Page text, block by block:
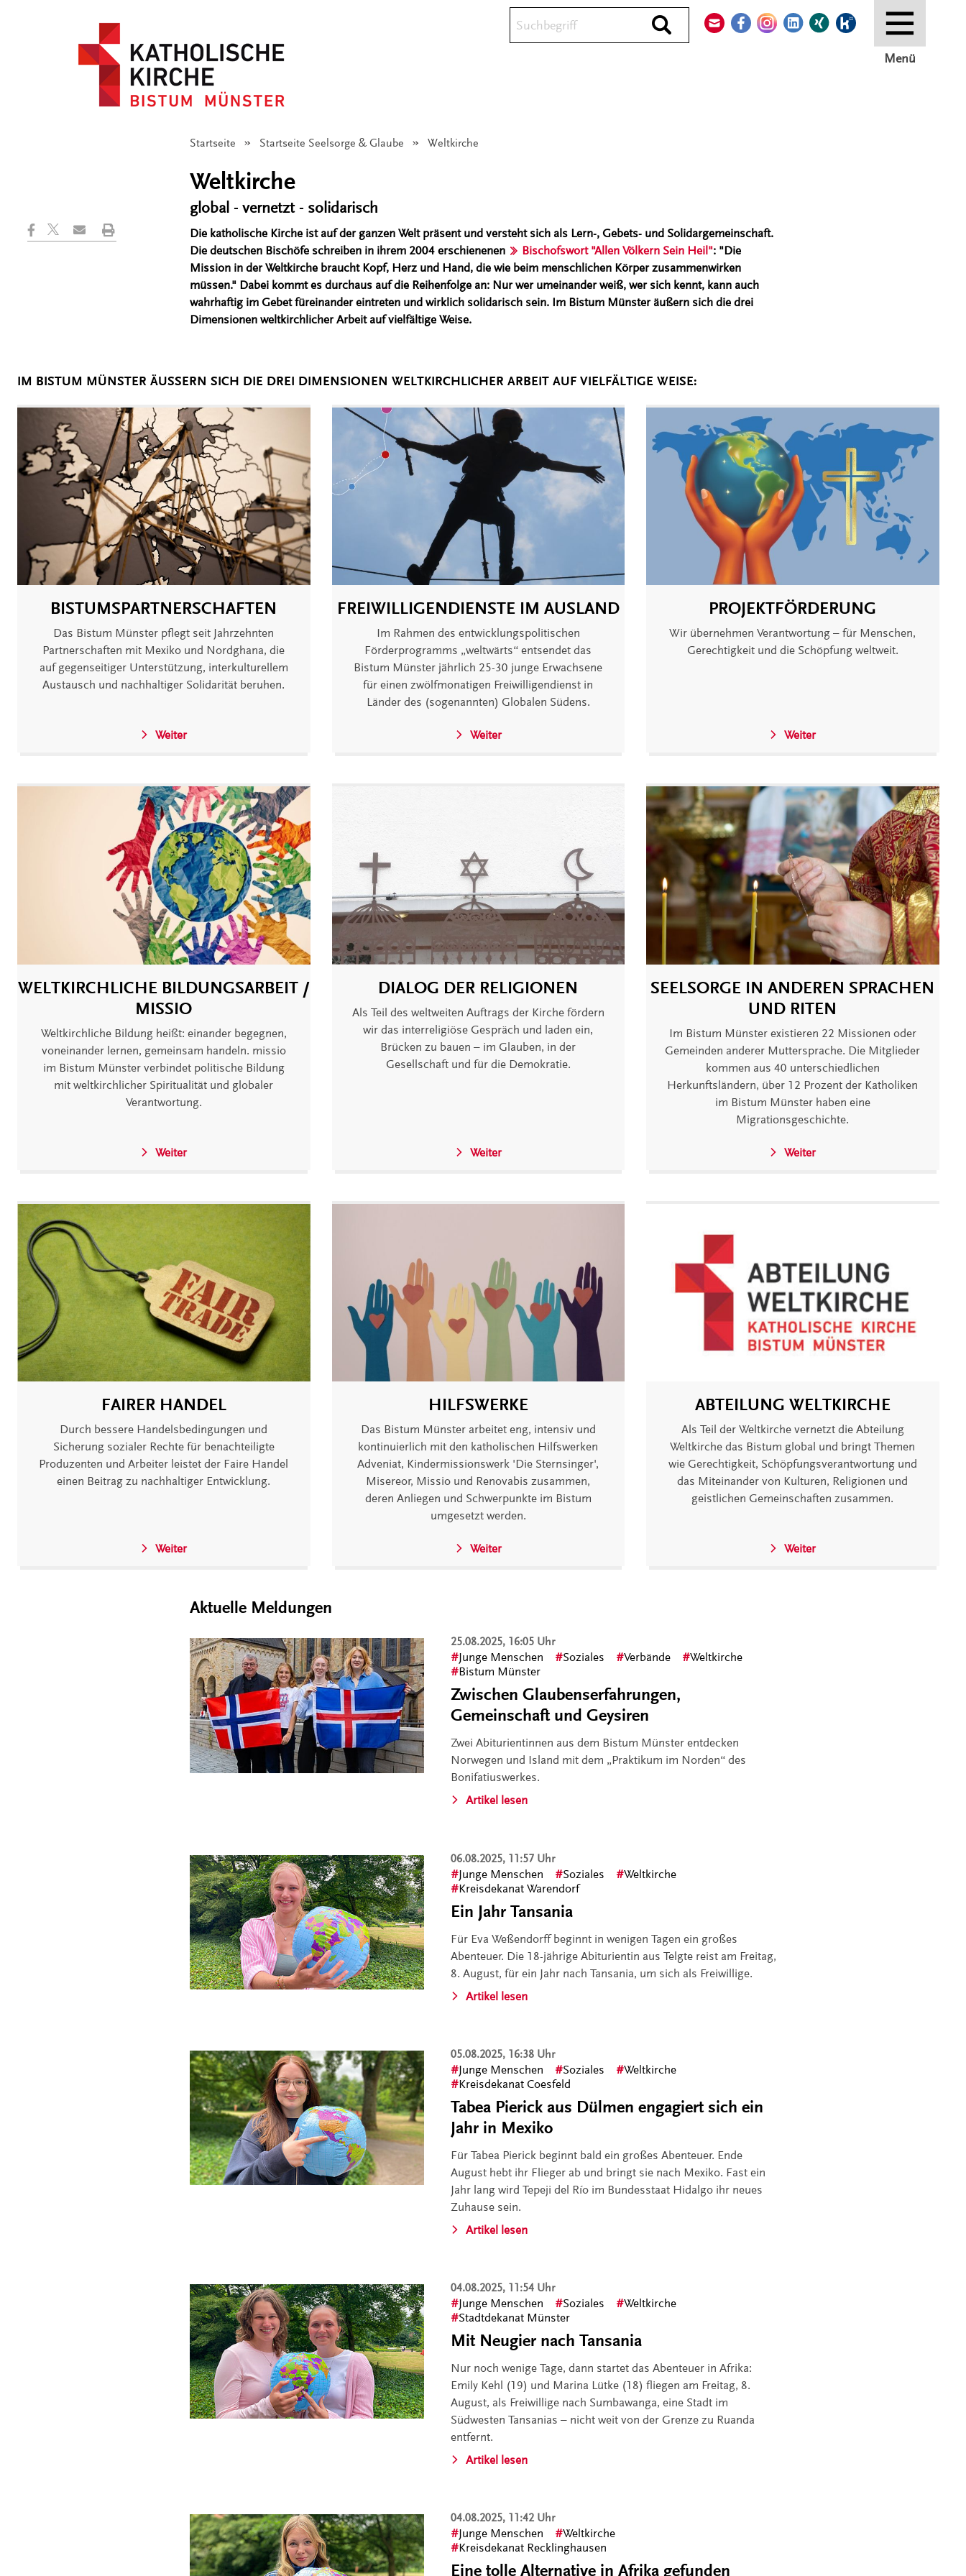
Durchsuchen
Menü
Startseite Startseite Seelsorge & Glaube Angezeigt:
Weltkirche
Weltkirche
global - vernetzt - solidarisch
Die katholische Kirche ist auf der ganzen Welt präsent und versteht sich als Lern-, Gebets- und Solidargemeinschaft.
Die deutschen Bischöfe schreiben in ihrem 2004 erschienenen
Bischofswort "Allen Völkern Sein Heil": "Die
Mission in der Weltkirche braucht Kopf, Herz und Hand, die wie beim menschlichen Körper zusammenwirken
müssen." Dabei kommt es durchaus auf die Reihenfolge an: Nur wer umeinander weiß, wer sich kennt, kann auch
wahrhaftig im Gebet füreinander eintreten und wirklich solidarisch sein. Im Bistum Münster äußern sich die drei
Dimensionen weltkirchlicher Arbeit auf vielfältige Weise.
IM BISTUM MÜNSTER ÄUSSERN SICH DIE DREI DIMENSIONEN WELTKIRCHLICHER ARBEIT AUF VIELFÄLTIGE WEISE:
BISTUMSPARTNERSCHAFTEN
Das Bistum Münster pflegt seit Jahrzehnten
Partnerschaften mit Mexiko und Nordghana, die
auf gegenseitiger Unterstützung, interkulturellem
Austausch und nachhaltiger Solidarität beruhen.
Weiter
FREIWILLIGENDIENSTE IM AUSLAND
Im Rahmen des entwicklungspolitischen
Förderprogramms „weltwärts“ entsendet das
Bistum Münster jährlich 25-30 junge Erwachsene
für einen zwölfmonatigen Freiwilligendienst in
Länder des (sogenannten) Globalen Südens.
Weiter
PROJEKTFÖRDERUNG
Wir übernehmen Verantwortung – für Menschen,
Gerechtigkeit und die Schöpfung weltweit.
Weiter
WELTKIRCHLICHE BILDUNGSARBEIT /
MISSIO
Weltkirchliche Bildung heißt: einander begegnen,
voneinander lernen, gemeinsam handeln. missio
im Bistum Münster verbindet politische Bildung
mit weltkirchlicher Spiritualität und globaler
Verantwortung.
Weiter
DIALOG DER RELIGIONEN
Als Teil des weltweiten Auftrags der Kirche fördern
wir das interreligiöse Gespräch und laden ein,
Brücken zu bauen – im Glauben, in der
Gesellschaft und für die Demokratie.
Weiter
SEELSORGE IN ANDEREN SPRACHEN
UND RITEN
Im Bistum Münster existieren 22 Missionen oder
Gemeinden anderer Muttersprache. Die Mitglieder
kommen aus 40 unterschiedlichen
Herkunftsländern, über 12 Prozent der Katholiken
im Bistum Münster haben eine
Migrationsgeschichte.
Weiter
FAIRER HANDEL
Durch bessere Handelsbedingungen und
Sicherung sozialer Rechte für benachteiligte
Produzenten und Arbeiter leistet der Faire Handel
einen Beitrag zu nachhaltiger Entwicklung.
Weiter
HILFSWERKE
Das Bistum Münster arbeitet eng, intensiv und
kontinuierlich mit den katholischen Hilfswerken
Adveniat, Kindermissionswerk 'Die Sternsinger',
Misereor, Missio und Renovabis zusammen,
deren Anliegen und Schwerpunkte im Bistum
umgesetzt werden.
Weiter
ABTEILUNG WELTKIRCHE
Als Teil der Weltkirche vernetzt die Abteilung
Weltkirche das Bistum global und bringt Themen
wie Gerechtigkeit, Schöpfungsverantwortung und
das Miteinander von Kulturen, Religionen und
geistlichen Gemeinschaften zusammen.
Weiter
Aktuelle Meldungen
25.08.2025, 16:05 Uhr
Junge Menschen Soziales Verbände
Weltkirche
Bistum Münster
Zwischen Glaubenserfahrungen,
Gemeinschaft und Geysiren
Zwei Abiturientinnen aus dem Bistum Münster entdecken
Norwegen und Island mit dem „Praktikum im Norden“ des
Bonifatiuswerkes.
Artikel lesen
06.08.2025, 11:57 Uhr
Junge Menschen Soziales
Weltkirche
Kreisdekanat Warendorf
Ein Jahr Tansania
Für Eva Weßendorff beginnt in wenigen Tagen ein großes
Abenteuer. Die 18-jährige Abiturientin aus Telgte reist am Freitag,
8. August, für ein Jahr nach Tansania, um sich als Freiwillige.
Artikel lesen
05.08.2025, 16:38 Uhr
Junge Menschen Soziales
Weltkirche
Kreisdekanat Coesfeld
Tabea Pierick aus Dülmen engagiert sich ein
Jahr in Mexiko
Für Tabea Pierick beginnt bald ein großes Abenteuer. Ende
August hebt ihr Flieger ab und bringt sie nach Mexiko. Fast ein
Jahr lang wird Tepeji del Río im Bundesstaat Hidalgo ihr neues
Zuhause sein.
Artikel lesen
04.08.2025, 11:54 Uhr
Junge Menschen Soziales
Weltkirche
Stadtdekanat Münster
Mit Neugier nach Tansania
Nur noch wenige Tage, dann startet das Abenteuer in Afrika:
Emily Kehl (19) und Marina Lütke (18) fliegen am Freitag, 8.
August, als Freiwillige nach Sumbawanga, eine Stadt im
Südwesten Tansanias – nicht weit von der Grenze zu Ruanda
entfernt.
Artikel lesen
04.08.2025, 11:42 Uhr
Junge Menschen
Weltkirche
Kreisdekanat Recklinghausen
Eine tolle Alternative in Afrika gefunden